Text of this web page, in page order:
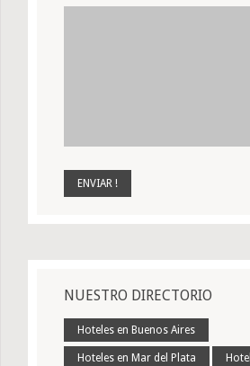
NUESTRO DIRECTORIO
Hoteles en Buenos Aires
Hoteles en Mar del Plata